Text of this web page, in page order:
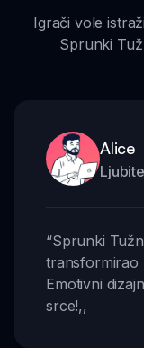
Igrači vole
Sprunki
Alice
“Sprunki
transformirao
Emotivni
srce!,,